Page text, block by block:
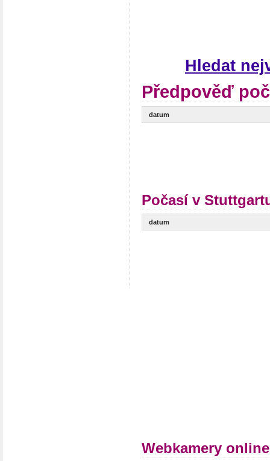
Hledat
Předpověď
datum
Počasí v
datum
Webkamery